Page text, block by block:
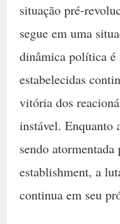
situação pré-
segue em uma
dinâmica política é
estabelecidas
vitória dos
instável. Enquanto
sendo
establishment, a
continua em seu